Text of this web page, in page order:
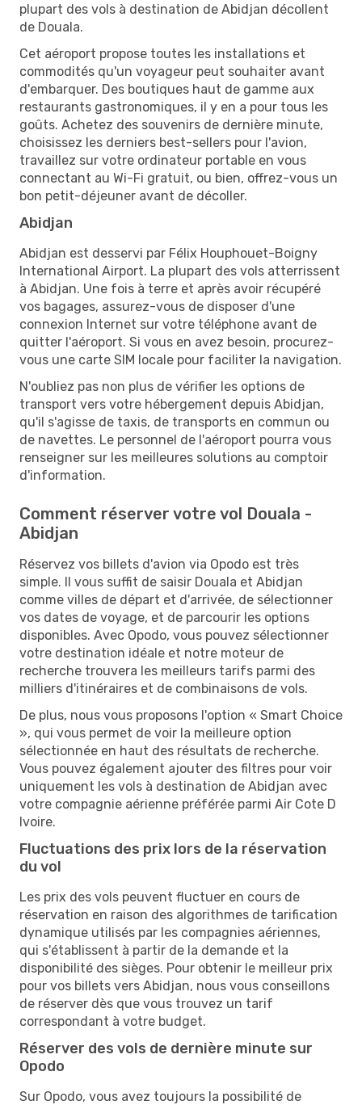
plupart des vols à destination de Abidjan décollent
de Douala.
Cet aéroport propose toutes les installations et
commodités qu'un voyageur peut souhaiter avant
d'embarquer. Des boutiques haut de gamme aux
restaurants gastronomiques, il y en a pour tous les
goûts. Achetez des souvenirs de dernière minute,
choisissez les derniers best-sellers pour l'avion,
travaillez sur votre ordinateur portable en vous
connectant au Wi-Fi gratuit, ou bien, offrez-vous un
bon petit-déjeuner avant de décoller.
Abidjan
Abidjan est desservi par Félix Houphouet-Boigny
International Airport. La plupart des vols atterrissent
à Abidjan. Une fois à terre et après avoir récupéré
vos bagages, assurez-vous de disposer d'une
connexion Internet sur votre téléphone avant de
quitter l'aéroport. Si vous en avez besoin, procurez-
vous une carte SIM locale pour faciliter la navigation.
N'oubliez pas non plus de vérifier les options de
transport vers votre hébergement depuis Abidjan,
qu'il s'agisse de taxis, de transports en commun ou
de navettes. Le personnel de l'aéroport pourra vous
renseigner sur les meilleures solutions au comptoir
d'information.
Comment réserver votre vol Douala -
Abidjan
Réservez vos billets d'avion via Opodo est très
simple. Il vous suffit de saisir Douala et Abidjan
comme villes de départ et d'arrivée, de sélectionner
vos dates de voyage, et de parcourir les options
disponibles. Avec Opodo, vous pouvez sélectionner
votre destination idéale et notre moteur de
recherche trouvera les meilleurs tarifs parmi des
milliers d'itinéraires et de combinaisons de vols.
De plus, nous vous proposons l'option « Smart Choice
», qui vous permet de voir la meilleure option
sélectionnée en haut des résultats de recherche.
Vous pouvez également ajouter des filtres pour voir
uniquement les vols à destination de Abidjan avec
votre compagnie aérienne préférée parmi Air Cote D
Ivoire.
Fluctuations des prix lors de la réservation
du vol
Les prix des vols peuvent fluctuer en cours de
réservation en raison des algorithmes de tarification
dynamique utilisés par les compagnies aériennes,
qui s'établissent à partir de la demande et la
disponibilité des sièges. Pour obtenir le meilleur prix
pour vos billets vers Abidjan, nous vous conseillons
de réserver dès que vous trouvez un tarif
correspondant à votre budget.
Réserver des vols de dernière minute sur
Opodo
Sur Opodo, vous avez toujours la possibilité de